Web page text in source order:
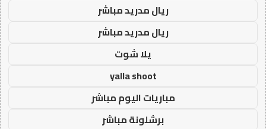
ريال مدريد مباشر
ريال مدريد مباشر
يلا شوت
yalla shoot
مباريات اليوم مباشر
برشلونة مباشر